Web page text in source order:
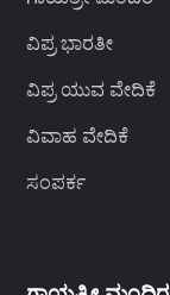
ವಿಪ್ರ ಭಾರತೀ
ವಿಪ್ರ ಯುವ ವೇದಿಕೆ
ವಿವಾಹ ವೇದಿಕೆ
ಸಂಪರ್ಕ